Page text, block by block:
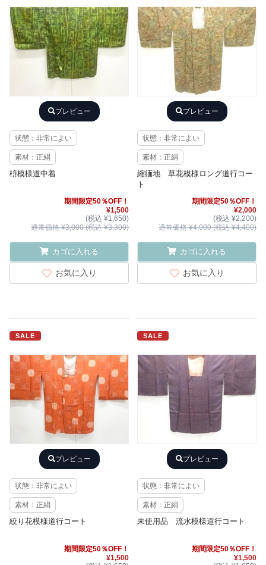
プレビュー
状態：非常によい
素材：正絹
枡模様道中着
期間限定50％OFF！
¥1,500
(税込 ¥1,650)
通常価格 ¥3,000 (税込 ¥3,300)
カゴに入れる
お気に入り
プレビュー
状態：非常によい
素材：正絹
縮緬地 草花模様ロング道行コー
ト
期間限定50％OFF！
¥2,000
(税込 ¥2,200)
通常価格 ¥4,000 (税込 ¥4,400)
カゴに入れる
お気に入り
SALE
プレビュー
状態：非常によい
素材：正絹
絞り花模様道行コート
期間限定50％OFF！
¥1,500
SALE
プレビュー
状態：非常によい
素材：正絹
未使用品 流水模様道行コート
期間限定50％OFF！
¥1,500